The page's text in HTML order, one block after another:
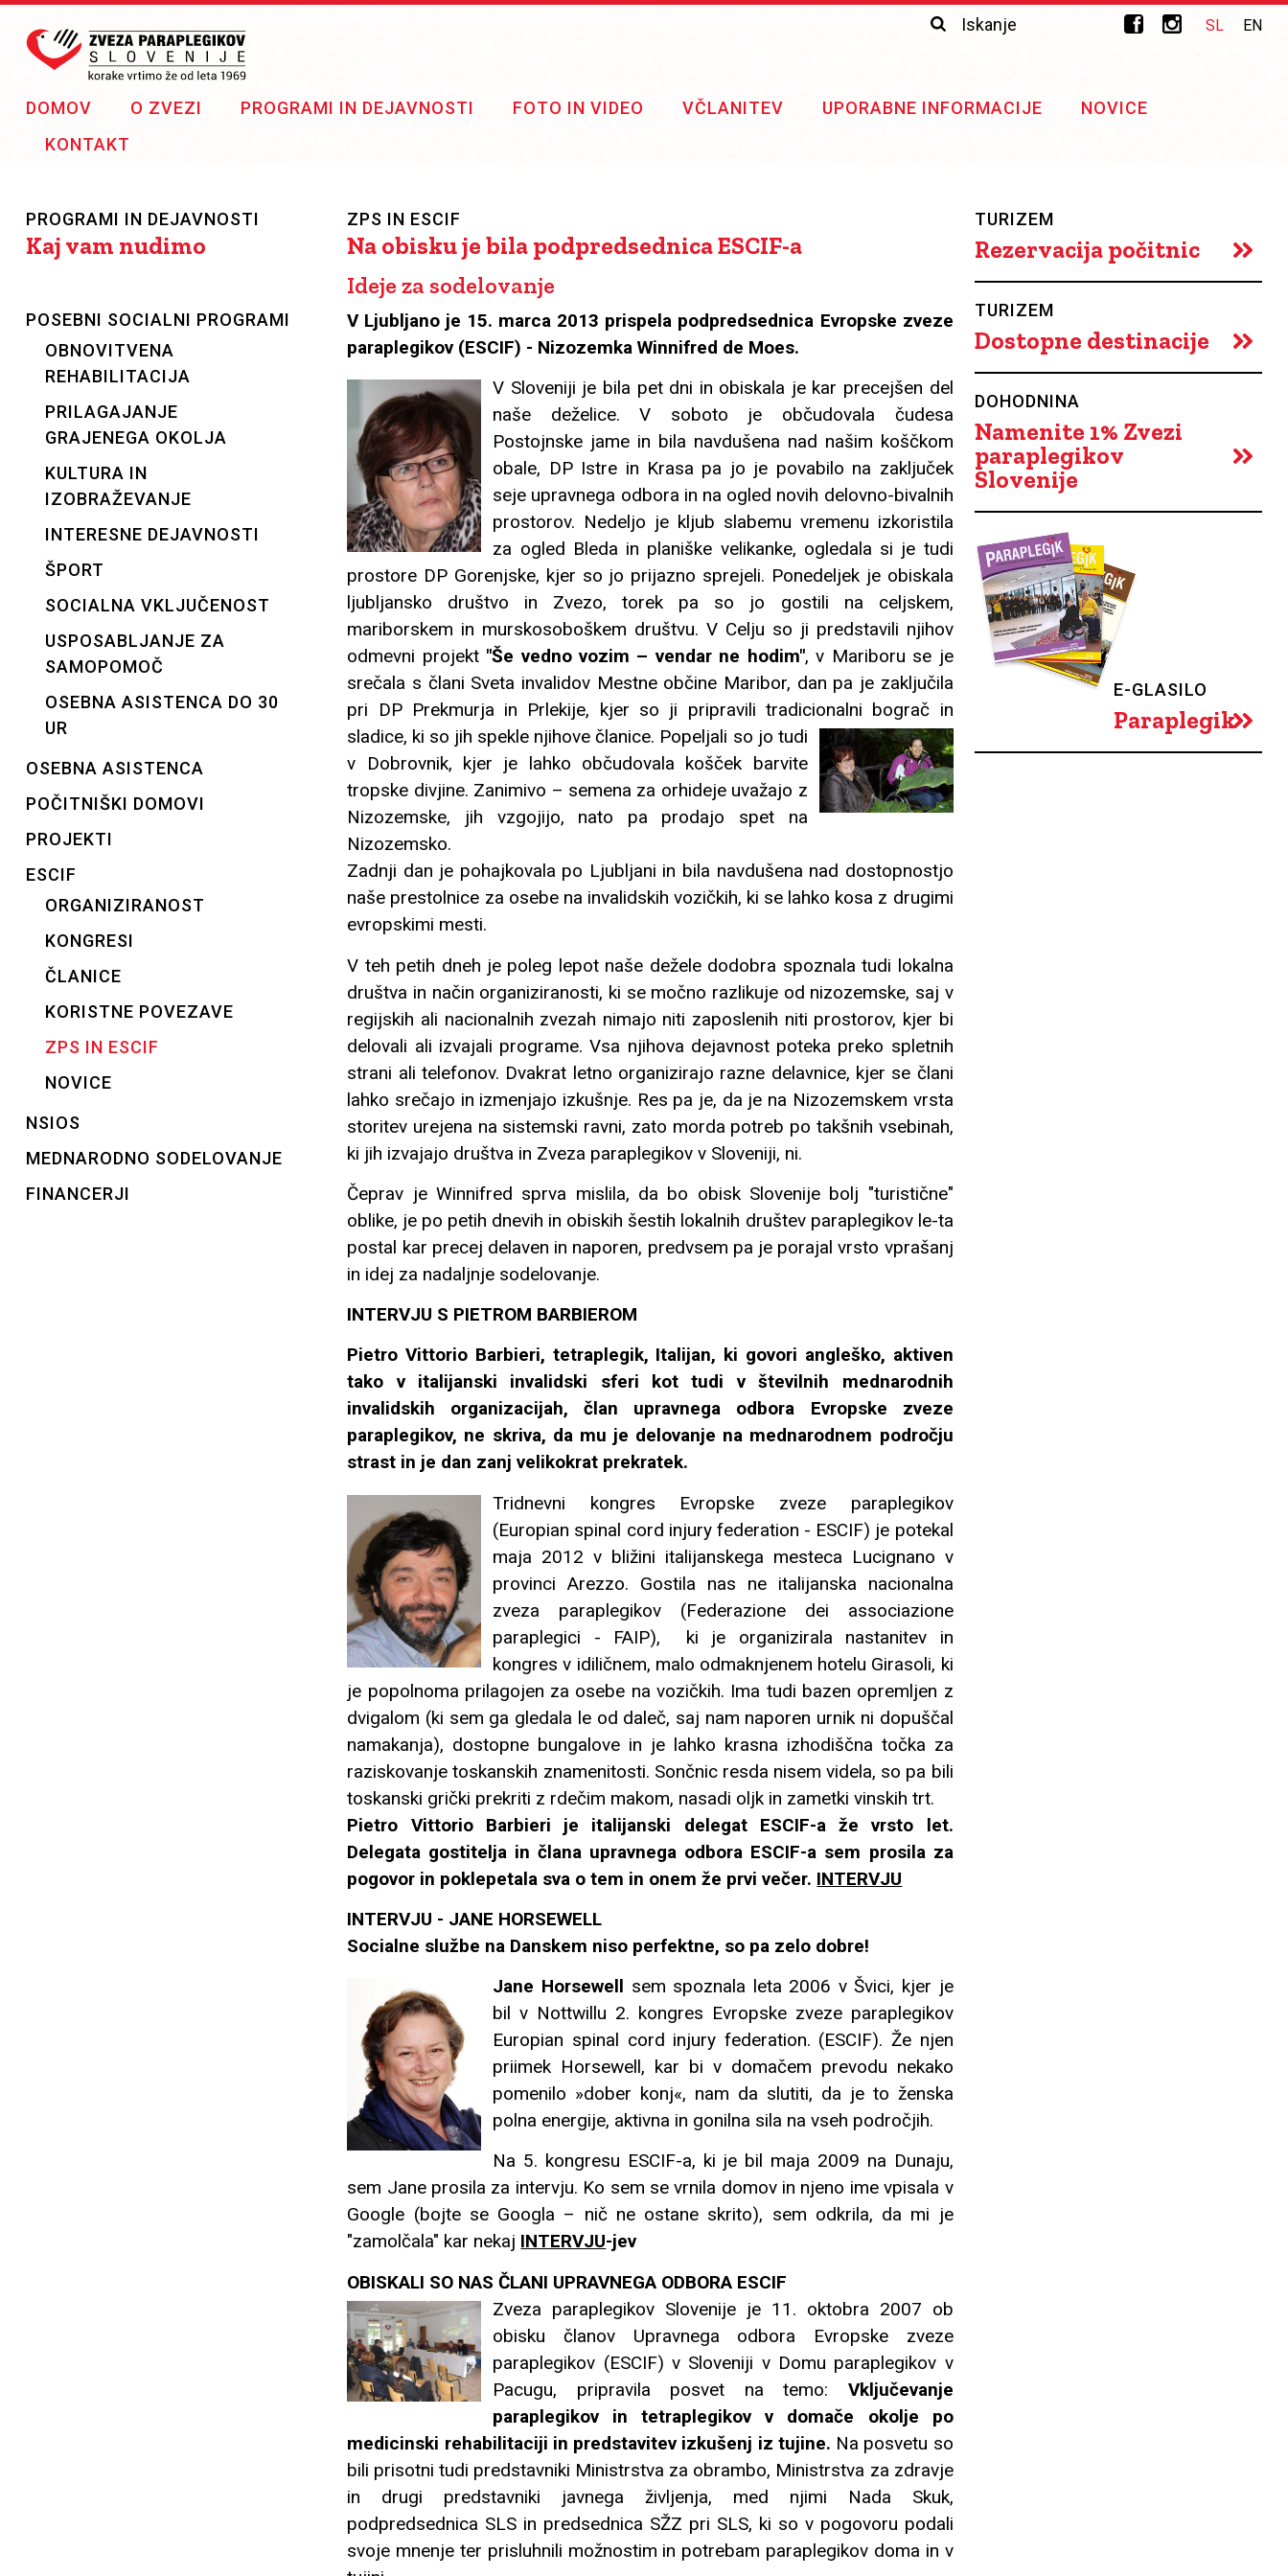
Skip to main content
Zveza
paraplegikov
Slovenije
SL EN
Iskalnik
Išči
DOMOV O ZVEZI PROGRAMI IN DEJAVNOSTI FOTO IN VIDEO VČLANITEV UPORABNE INFORMACIJE
NOVICE
KONTAKT
ZPS IN ESCIF
Na obisku je bila podpredsednica ESCIF-a
Ideje za sodelovanje
V Ljubljano je 15. marca 2013 prispela podpredsednica Evropske zveze
paraplegikov (ESCIF) - Nizozemka Winnifred de Moes.
V Sloveniji je bila pet dni in obiskala je kar precejšen del
naše deželice. V soboto je občudovala čudesa
Postojnske jame in bila navdušena nad našim koščkom
obale, DP Istre in Krasa pa jo je povabilo na zaključek
seje upravnega odbora in na ogled novih delovno-bivalnih
prostorov. Nedeljo je kljub slabemu vremenu izkoristila
za ogled Bleda in planiške velikanke, ogledala si je tudi
prostore DP Gorenjske, kjer so jo prijazno sprejeli. Ponedeljek je obiskala
ljubljansko društvo in Zvezo, torek pa so jo gostili na celjskem,
mariborskem in murskosoboškem društvu. V Celju so ji predstavili njihov
odmevni projekt "Še vedno vozim – vendar ne hodim", v Mariboru se je
srečala s člani Sveta invalidov Mestne občine Maribor, dan pa je zaključila
pri DP Prekmurja in Prlekije, kjer so ji pripravili tradicionalni bograč in
sladice, ki so jih spekle njihove članice. Popeljali so jo tudi
v Dobrovnik, kjer je lahko občudovala košček barvite
tropske divjine. Zanimivo – semena za orhideje uvažajo z
Nizozemske, jih vzgojijo, nato pa prodajo spet na
Nizozemsko.
Zadnji dan je pohajkovala po Ljubljani in bila navdušena nad dostopnostjo
naše prestolnice za osebe na invalidskih vozičkih, ki se lahko kosa z drugimi
evropskimi mesti.
V teh petih dneh je poleg lepot naše dežele dodobra spoznala tudi lokalna
društva in način organiziranosti, ki se močno razlikuje od nizozemske, saj v
regijskih ali nacionalnih zvezah nimajo niti zaposlenih niti prostorov, kjer bi
delovali ali izvajali programe. Vsa njihova dejavnost poteka preko spletnih
strani ali telefonov. Dvakrat letno organizirajo razne delavnice, kjer se člani
lahko srečajo in izmenjajo izkušnje. Res pa je, da je na Nizozemskem vrsta
storitev urejena na sistemski ravni, zato morda potreb po takšnih vsebinah,
ki jih izvajajo društva in Zveza paraplegikov v Sloveniji, ni.
Čeprav je Winnifred sprva mislila, da bo obisk Slovenije bolj "turistične"
oblike, je po petih dnevih in obiskih šestih lokalnih društev paraplegikov le-ta
postal kar precej delaven in naporen, predvsem pa je porajal vrsto vprašanj
in idej za nadaljnje sodelovanje.
INTERVJU S PIETROM BARBIEROM
Pietro Vittorio Barbieri, tetraplegik, Italijan, ki govori angleško, aktiven
tako v italijanski invalidski sferi kot tudi v številnih mednarodnih
invalidskih organizacijah, član upravnega odbora Evropske zveze
paraplegikov, ne skriva, da mu je delovanje na mednarodnem področju
strast in je dan zanj velikokrat prekratek.
Tridnevni kongres Evropske zveze paraplegikov
(Europian spinal cord injury federation - ESCIF) je potekal
maja 2012 v bližini italijanskega mesteca Lucignano v
provinci Arezzo. Gostila nas ne italijanska nacionalna
zveza paraplegikov (Federazione dei associazione
paraplegici - FAIP), ki je organizirala nastanitev in
kongres v idiličnem, malo odmaknjenem hotelu Girasoli, ki
je popolnoma prilagojen za osebe na vozičkih. Ima tudi bazen opremljen z
dvigalom (ki sem ga gledala le od daleč, saj nam naporen urnik ni dopuščal
namakanja), dostopne bungalove in je lahko krasna izhodiščna točka za
raziskovanje toskanskih znamenitosti. Sončnic resda nisem videla, so pa bili
toskanski grički prekriti z rdečim makom, nasadi oljk in zametki vinskih trt.
Pietro Vittorio Barbieri je italijanski delegat ESCIF-a že vrsto let.
Delegata gostitelja in člana upravnega odbora ESCIF-a sem prosila za
pogovor in poklepetala sva o tem in onem že prvi večer. INTERVJU
INTERVJU - JANE HORSEWELL
Socialne službe na Danskem niso perfektne, so pa zelo dobre!
Jane Horsewell sem spoznala leta 2006 v Švici, kjer je
bil v Nottwillu 2. kongres Evropske zveze paraplegikov
Europian spinal cord injury federation. (ESCIF). Že njen
priimek Horsewell, kar bi v domačem prevodu nekako
pomenilo »dober konj«, nam da slutiti, da je to ženska
polna energije, aktivna in gonilna sila na vseh področjih.
Na 5. kongresu ESCIF-a, ki je bil maja 2009 na Dunaju,
sem Jane prosila za intervju. Ko sem se vrnila domov in njeno ime vpisala v
Google (bojte se Googla – nič ne ostane skrito), sem odkrila, da mi je
"zamolčala" kar nekaj INTERVJU-jev
OBISKALI SO NAS ČLANI UPRAVNEGA ODBORA ESCIF
Zveza paraplegikov Slovenije je 11. oktobra 2007 ob
obisku članov Upravnega odbora Evropske zveze
paraplegikov (ESCIF) v Sloveniji v Domu paraplegikov v
Pacugu, pripravila posvet na temo:
Vključevanje
paraplegikov in tetraplegikov v domače okolje po
medicinski rehabilitaciji in predstavitev izkušenj iz tujine. Na posvetu so
bili prisotni tudi predstavniki Ministrstva za obrambo, Ministrstva za zdravje
in drugi predstavniki javnega življenja, med njimi Nada Skuk,
podpredsednica SLS in predsednica SŽZ pri SLS, ki so v pogovoru podali
svoje mnenje ter prisluhnili možnostim in potrebam paraplegikov doma in v
PROGRAMI IN DEJAVNOSTI
Kaj vam nudimo
POSEBNI SOCIALNI PROGRAMI
OBNOVITVENA
REHABILITACIJA
PRILAGAJANJE
GRAJENEGA OKOLJA
KULTURA IN
IZOBRAŽEVANJE
INTERESNE DEJAVNOSTI
ŠPORT
SOCIALNA VKLJUČENOST
USPOSABLJANJE ZA
SAMOPOMOČ
OSEBNA ASISTENCA DO 30
UR
OSEBNA ASISTENCA
POČITNIŠKI DOMOVI
PROJEKTI
ESCIF
ORGANIZIRANOST
KONGRESI
ČLANICE
KORISTNE POVEZAVE
ZPS IN ESCIF
NOVICE
NSIOS
MEDNARODNO SODELOVANJE
FINANCERJI
TURIZEM
Rezervacija počitnic
TURIZEM
Dostopne destinacije
DOHODNINA
Namenite 1% Zvezi
paraplegikov
Slovenije
E-GLASILO
Paraplegik